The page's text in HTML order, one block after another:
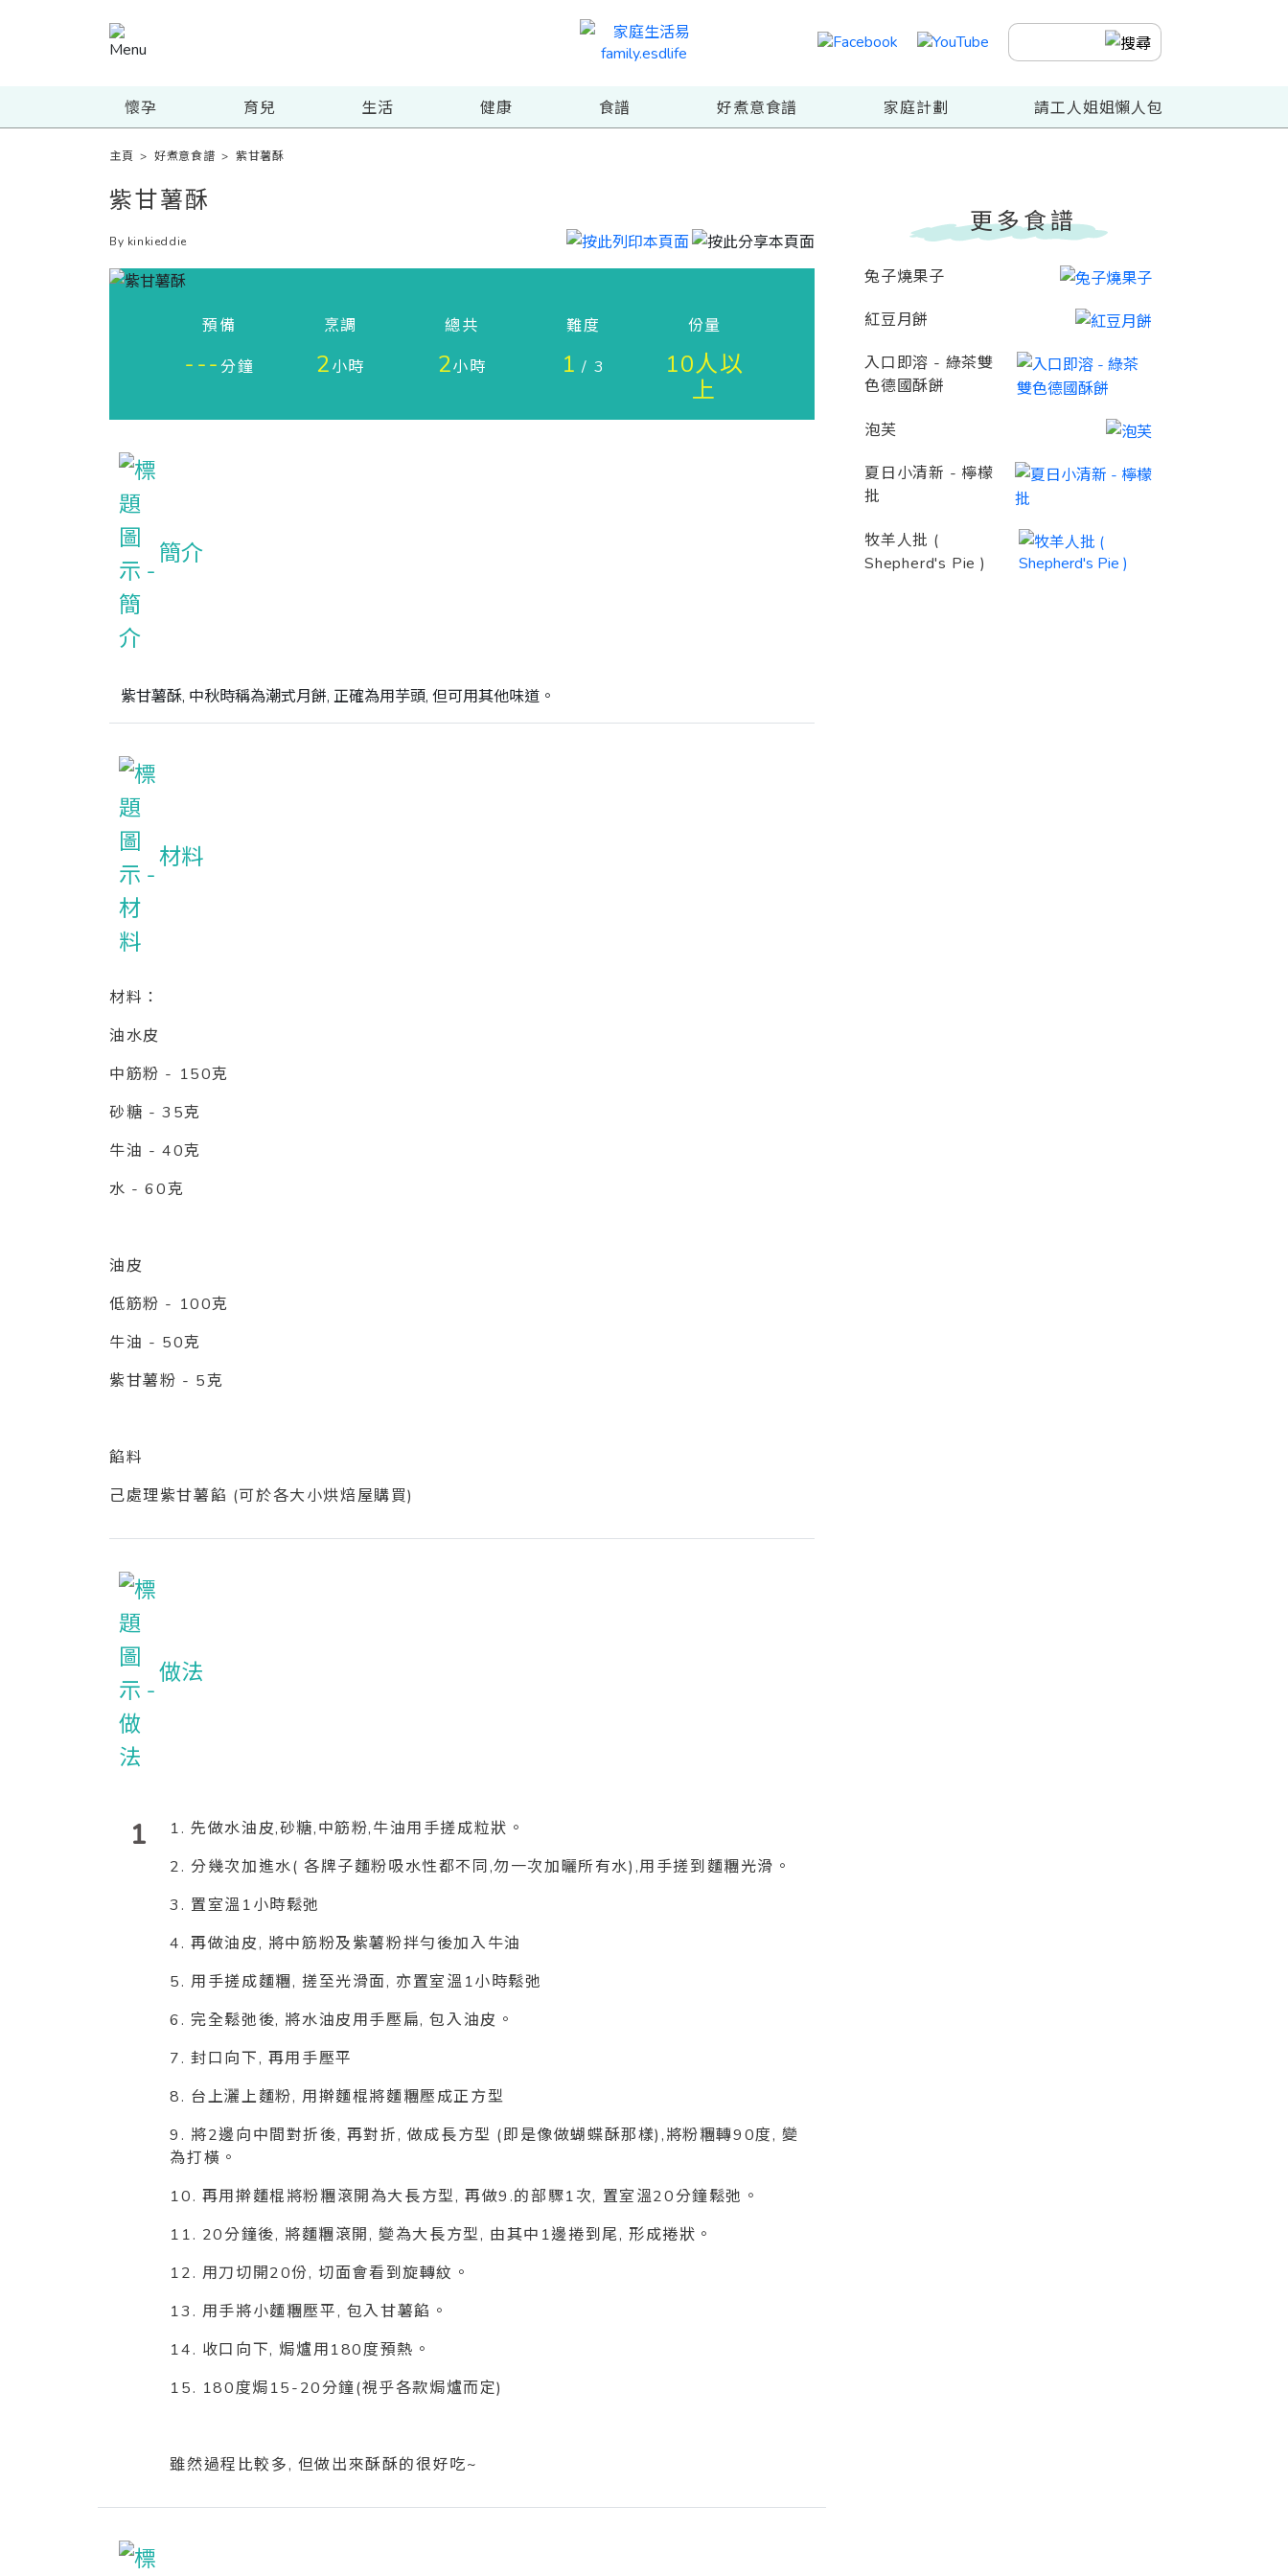
懷孕 育兒 生活 健康 食譜 好煮意食譜 家庭計劃 請工人姐姐懶人包
主頁 >好煮意食譜 >紫甘薯酥
紫甘薯酥
By kinkieddie
預備
---分鐘
烹調
2小時
總共
2小時
難度
1 / 3
份量
10人以
上
簡介
紫甘薯酥, 中秋時稱為潮式月餅, 正確為用芋頭, 但可用其他味道。
材料
材料：
油水皮
中筋粉 - 150克
砂糖 - 35克
牛油 - 40克
水 - 60克
油皮
低筋粉 - 100克
牛油 - 50克
紫甘薯粉 - 5克
餡料
己處理紫甘薯餡 (可於各大小烘焙屋購買)
做法
1
1. 先做水油皮,砂糖,中筋粉,牛油用手搓成粒狀。
2. 分幾次加進水( 各牌子麵粉吸水性都不同,勿一次加曬所有水),用手搓到麵糰光滑。
3. 置室溫1小時鬆弛
4. 再做油皮, 將中筋粉及紫薯粉拌勻後加入牛油
5. 用手搓成麵糰, 搓至光滑面, 亦置室溫1小時鬆弛
6. 完全鬆弛後, 將水油皮用手壓扁, 包入油皮。
7. 封口向下, 再用手壓平
8. 台上灑上麵粉, 用擀麵棍將麵糰壓成正方型
9. 將2邊向中間對折後, 再對折, 做成長方型 (即是像做蝴蝶酥那樣),將粉糰轉90度, 變
為打橫。
10. 再用擀麵棍將粉糰滾開為大長方型, 再做9.的部驟1次, 置室溫20分鐘鬆弛。
11. 20分鐘後, 將麵糰滾開, 變為大長方型, 由其中1邊捲到尾, 形成捲狀。
12. 用刀切開20份, 切面會看到旋轉紋。
13. 用手將小麵糰壓平, 包入甘薯餡。
14. 收口向下, 焗爐用180度預熱。
15. 180度焗15-20分鐘(視乎各款焗爐而定)
雖然過程比較多, 但做出來酥酥的很好吃~
更多食譜
兔子燒果子
紅豆月餅
入口即溶 - 綠茶雙
色德國酥餅
泡芙
夏日小清新 - 檸檬
批
牧羊人批 (
Shepherd's Pie )